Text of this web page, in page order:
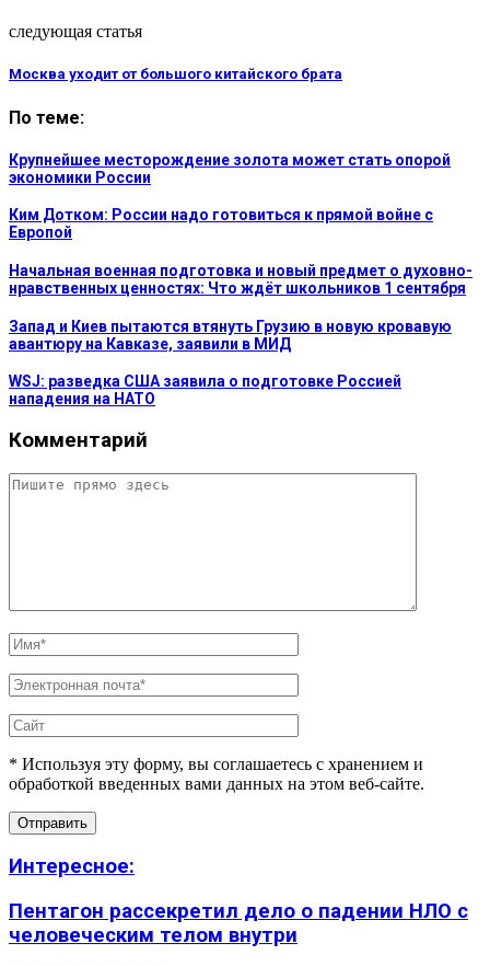
следующая статья
Москва уходит от большого китайского брата
По теме:
Крупнейшее месторождение золота может стать опорой
экономики России
Ким Дотком: России надо готовиться к прямой войне с
Европой
Начальная военная подготовка и новый предмет о духовно-
нравственных ценностях: Что ждёт школьников 1 сентября
Запад и Киев пытаются втянуть Грузию в новую кровавую
авантюру на Кавказе, заявили в МИД
WSJ: разведка США заявила о подготовке Россией
нападения на НАТО
Комментарий
* Используя эту форму, вы соглашаетесь с хранением и
обработкой введенных вами данных на этом веб-сайте.
Интересное:
Пентагон рассекретил дело о падении НЛО с
человеческим телом внутри